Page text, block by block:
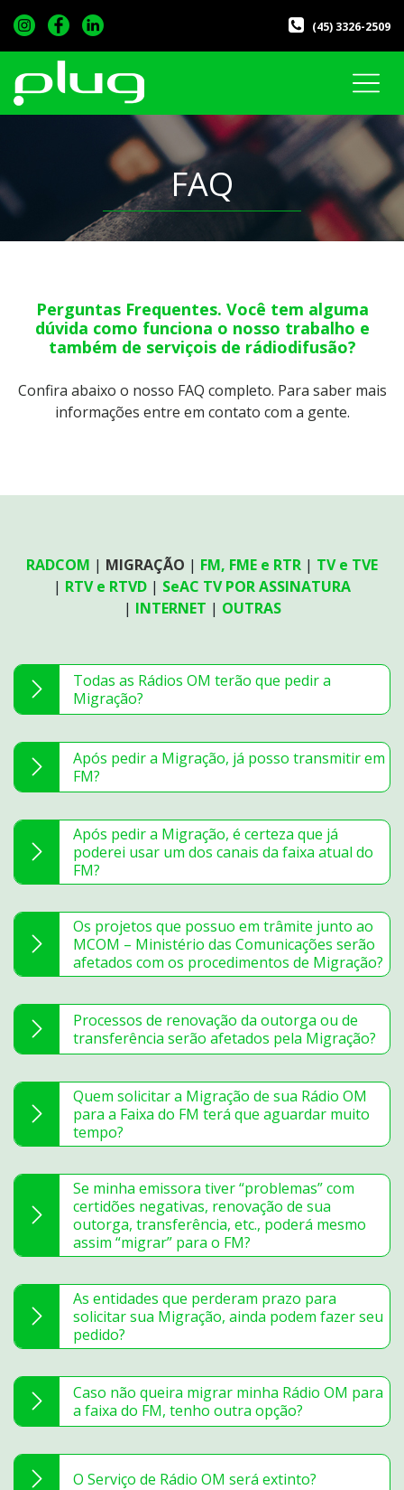
(45) 3326-2509
FAQ
Perguntas Frequentes. Você tem alguma
dúvida como funciona o nosso trabalho e
também de serviçois de rádiodifusão?
Confira abaixo o nosso FAQ completo. Para saber mais
informações entre em contato com a gente.
RADCOM MIGRAÇÃO FM, FME e RTR
TV e TVE
RTV e RTVD
SeAC TV POR ASSINATURA
INTERNET
OUTRAS
Todas as Rádios OM terão que pedir a
Migração?
Após pedir a Migração, já posso transmitir em
FM?
Após pedir a Migração, é certeza que já
poderei usar um dos canais da faixa atual do
FM?
Os projetos que possuo em trâmite junto ao
MCOM – Ministério das Comunicações serão
afetados com os procedimentos de Migração?
Processos de renovação da outorga ou de
transferência serão afetados pela Migração?
Quem solicitar a Migração de sua Rádio OM
para a Faixa do FM terá que aguardar muito
tempo?
Se minha emissora tiver “problemas” com
certidões negativas, renovação de sua
outorga, transferência, etc., poderá mesmo
assim “migrar” para o FM?
As entidades que perderam prazo para
solicitar sua Migração, ainda podem fazer seu
pedido?
Caso não queira migrar minha Rádio OM para
a faixa do FM, tenho outra opção?
O Serviço de Rádio OM será extinto?